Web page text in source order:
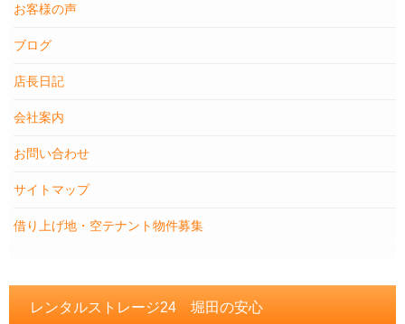
お客様の声
ブログ
店長日記
会社案内
お問い合わせ
サイトマップ
借り上げ地・空テナント物件募集
レンタルストレージ24 堀田の安心